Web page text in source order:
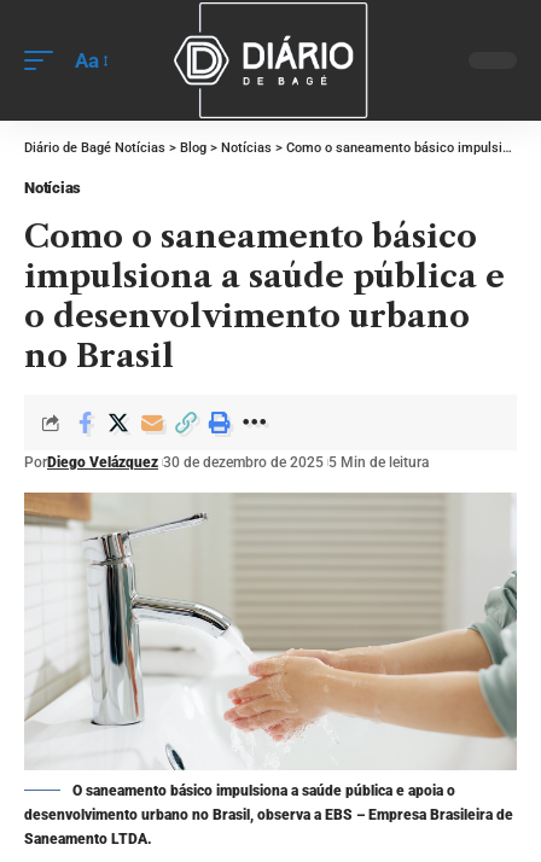
Aa
Diário de Bagé Notícias > Blog > Notícias > Como o saneamento básico impulsiona a saúde pública e o desenvolvimento urbano no Brasil
Notícias
Como o saneamento básico
impulsiona a saúde pública e
o desenvolvimento urbano
no Brasil
PorDiego Velázquez 30 de dezembro de 2025 5 Min de leitura
O saneamento básico impulsiona a saúde pública e apoia o
desenvolvimento urbano no Brasil, observa a EBS – Empresa Brasileira de
Saneamento LTDA.